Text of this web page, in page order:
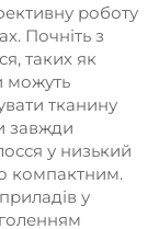
роботу
Почніть з
таких як
можуть
тканину
завжди
у низький
компактним.
у